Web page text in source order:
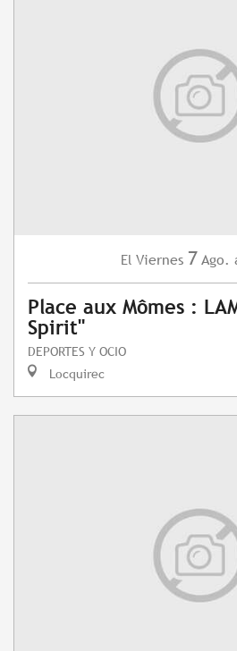
El Viernes 7 Ago.
Place aux Mômes :
Spirit"
DEPORTES Y OCIO
Locquirec